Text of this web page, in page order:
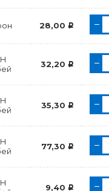
28,00 Р
32,20 Р
35,30 Р
77,30 Р
9,40 Р